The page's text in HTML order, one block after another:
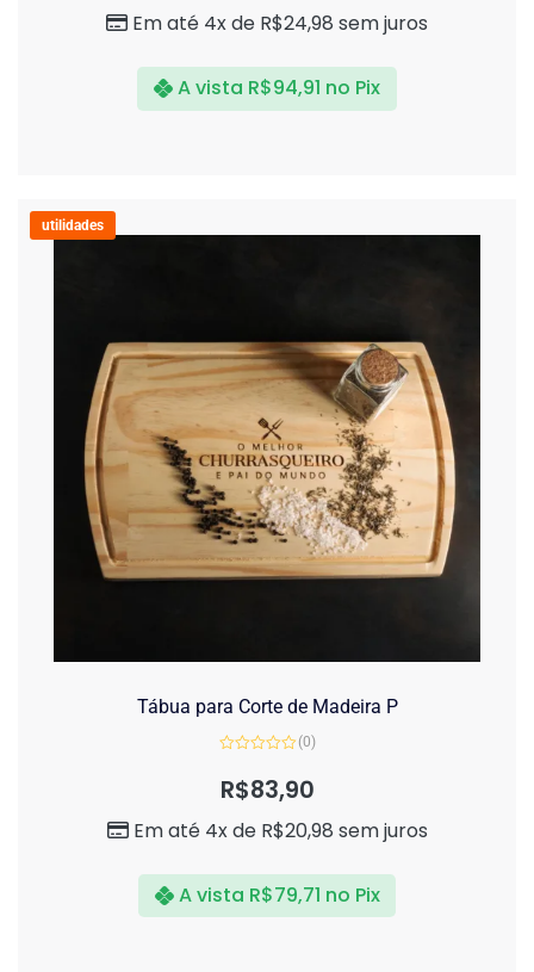
Em até 4x de R$24,98 sem juros
A vista R$94,91 no Pix
utilidades
Tábua para Corte de Madeira P
de
(0)
R$83,90
Em até 4x de R$20,98 sem juros
A vista R$79,71 no Pix